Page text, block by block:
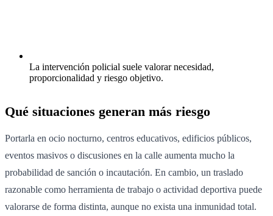
La intervención policial suele valorar necesidad,
proporcionalidad y riesgo objetivo.
Qué situaciones generan más riesgo
Portarla en ocio nocturno, centros educativos, edificios públicos,
eventos masivos o discusiones en la calle aumenta mucho la
probabilidad de sanción o incautación. En cambio, un traslado
razonable como herramienta de trabajo o actividad deportiva puede
valorarse de forma distinta, aunque no exista una inmunidad total.